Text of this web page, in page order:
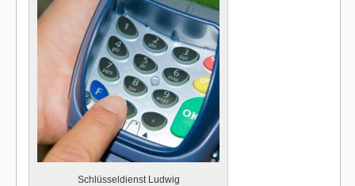
Schlüsseldienst Ludwig